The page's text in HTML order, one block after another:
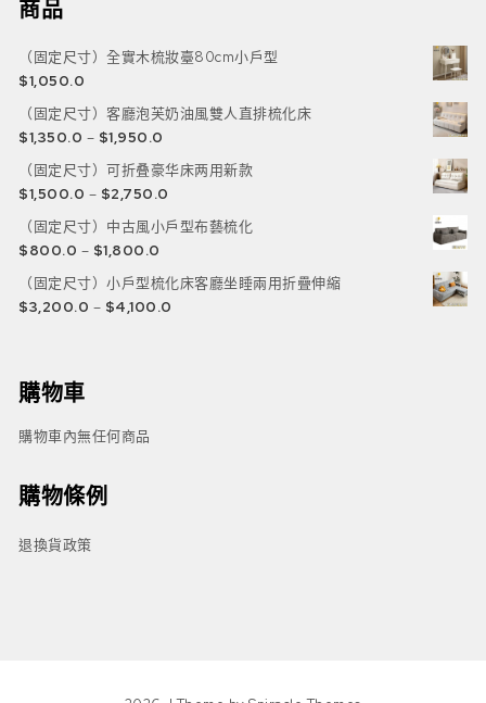
商品
（固定尺寸）全實木梳妝臺80cm小戶型
$1,050.0
（固定尺寸）客廳泡芙奶油風雙人直排梳化床
$1,350.0 – $1,950.0
（固定尺寸）可折叠豪华床两用新款
$1,500.0 – $2,750.0
（固定尺寸）中古風小戶型布藝梳化
$800.0 – $1,800.0
（固定尺寸）小戶型梳化床客廳坐睡兩用折疊伸縮
$3,200.0 – $4,100.0
購物車
購物車內無任何商品
購物條例
退換貨政策